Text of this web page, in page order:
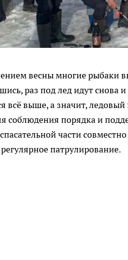
весны многие рыбаки
раз под лед идут снова
всё выше, а значит,
соблюдения порядка и
части
патрулирование.